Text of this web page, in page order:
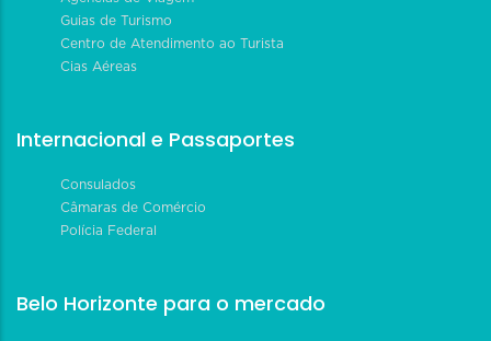
Guias de Turismo
Centro de Atendimento ao Turista
Cias Aéreas
Internacional e Passaportes
Consulados
Câmaras de Comércio
Polícia Federal
Belo Horizonte para o mercado